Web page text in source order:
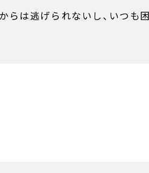
らは逃げられないし、いつも